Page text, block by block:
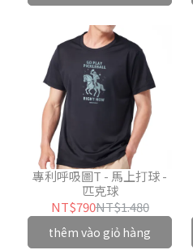
專利呼吸圖T - 馬上打球 -
匹克球
NT$790NT$1.480
thêm vào giỏ hàng